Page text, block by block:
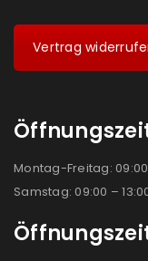
Vertrag
Montag-Freitag: 09:00
Samstag: 09:00 –